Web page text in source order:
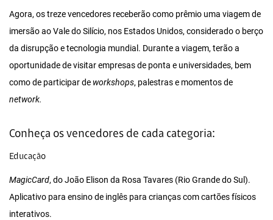
Agora, ostreze vencedores receberão como prêmio uma viagem de
imersão ao Vale do Silício, nos Estados Unidos, considerado o berço
da disrupção e tecnologia mundial. Durante a viagem, terão a
oportunidade de visitar empresas de ponta e universidades, bem
como de participar de workshops, palestras e momentos de
network.
Conheça os vencedores de cada categoria:
Educação
MagicCard, doJoão Elison da Rosa Tavares (Rio Grande do Sul).
Aplicativo para ensino de inglês para crianças com cartões físicos
interativos.